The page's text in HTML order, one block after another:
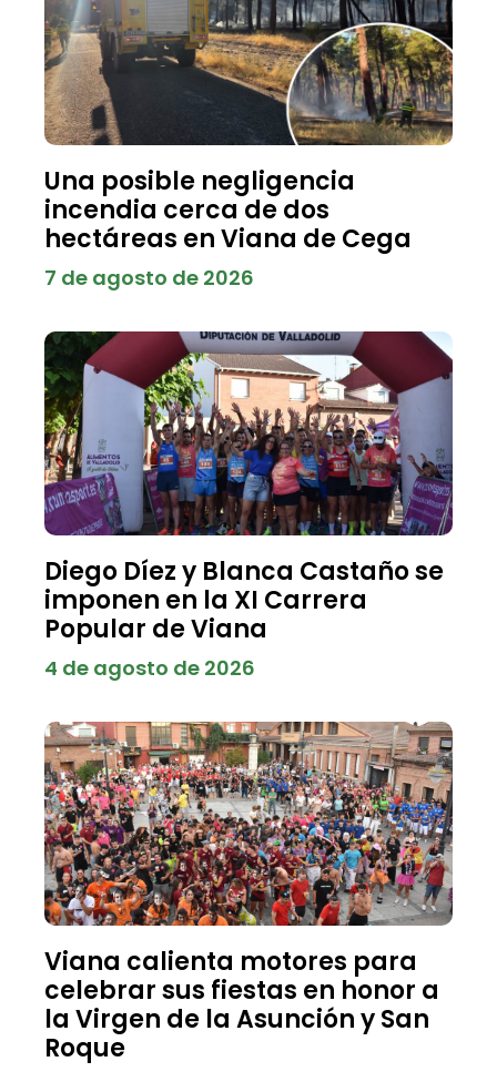
Una posible negligencia
incendia cerca de dos
hectáreas en Viana de Cega
7 de agosto de 2026
Diego Díez y Blanca Castaño se
imponen en la XI Carrera
Popular de Viana
4 de agosto de 2026
Viana calienta motores para
celebrar sus fiestas en honor a
la Virgen de la Asunción y San
Roque